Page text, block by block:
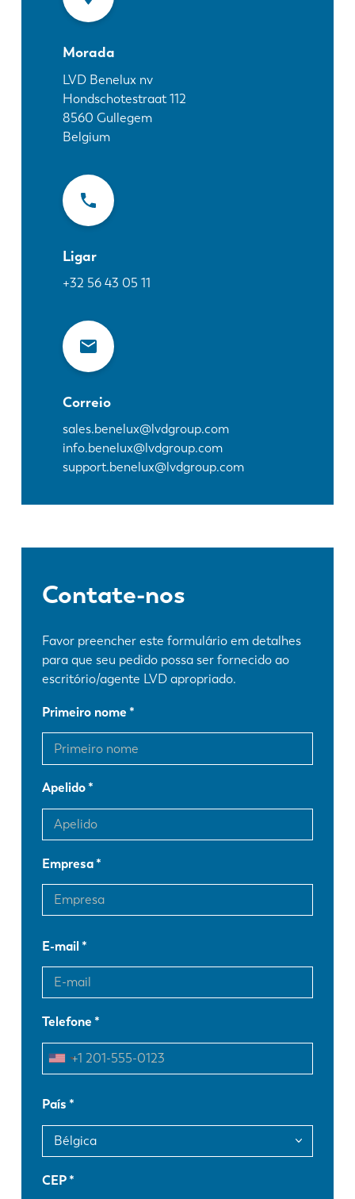
Morada
LVD Benelux nv
Hondschotestraat 112
8560 Gullegem
Belgium
Ligar
+32 56 43 05 11
Correio
sales.benelux@lvdgroup.com
info.benelux@lvdgroup.com
support.benelux@lvdgroup.com
Contate-nos
Favor preencher este formulário em detalhes
para que seu pedido possa ser fornecido ao
escritório/agente LVD apropriado.
Primeiro nome
Apelido
Empresa
E-mail
Telefone
País
CEP
EN
FR
DE IT
Descubra a LVD
Experiências dos clientes
Eventos
Centro de Recursos
Indústrias & soluções
Contacte-nos